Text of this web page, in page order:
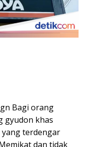
Bagi orang
gyudon khas
yang terdengar
dan tidak